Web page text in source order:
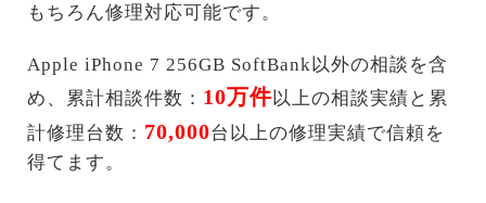
もちろん修理対応可能です。
Apple iPhone 7 256GB SoftBank以外の相談を含
め、累計相談件数： 10万件以上の相談実績と累
計修理台数： 70,000台以上の修理実績で信頼を
得てます。